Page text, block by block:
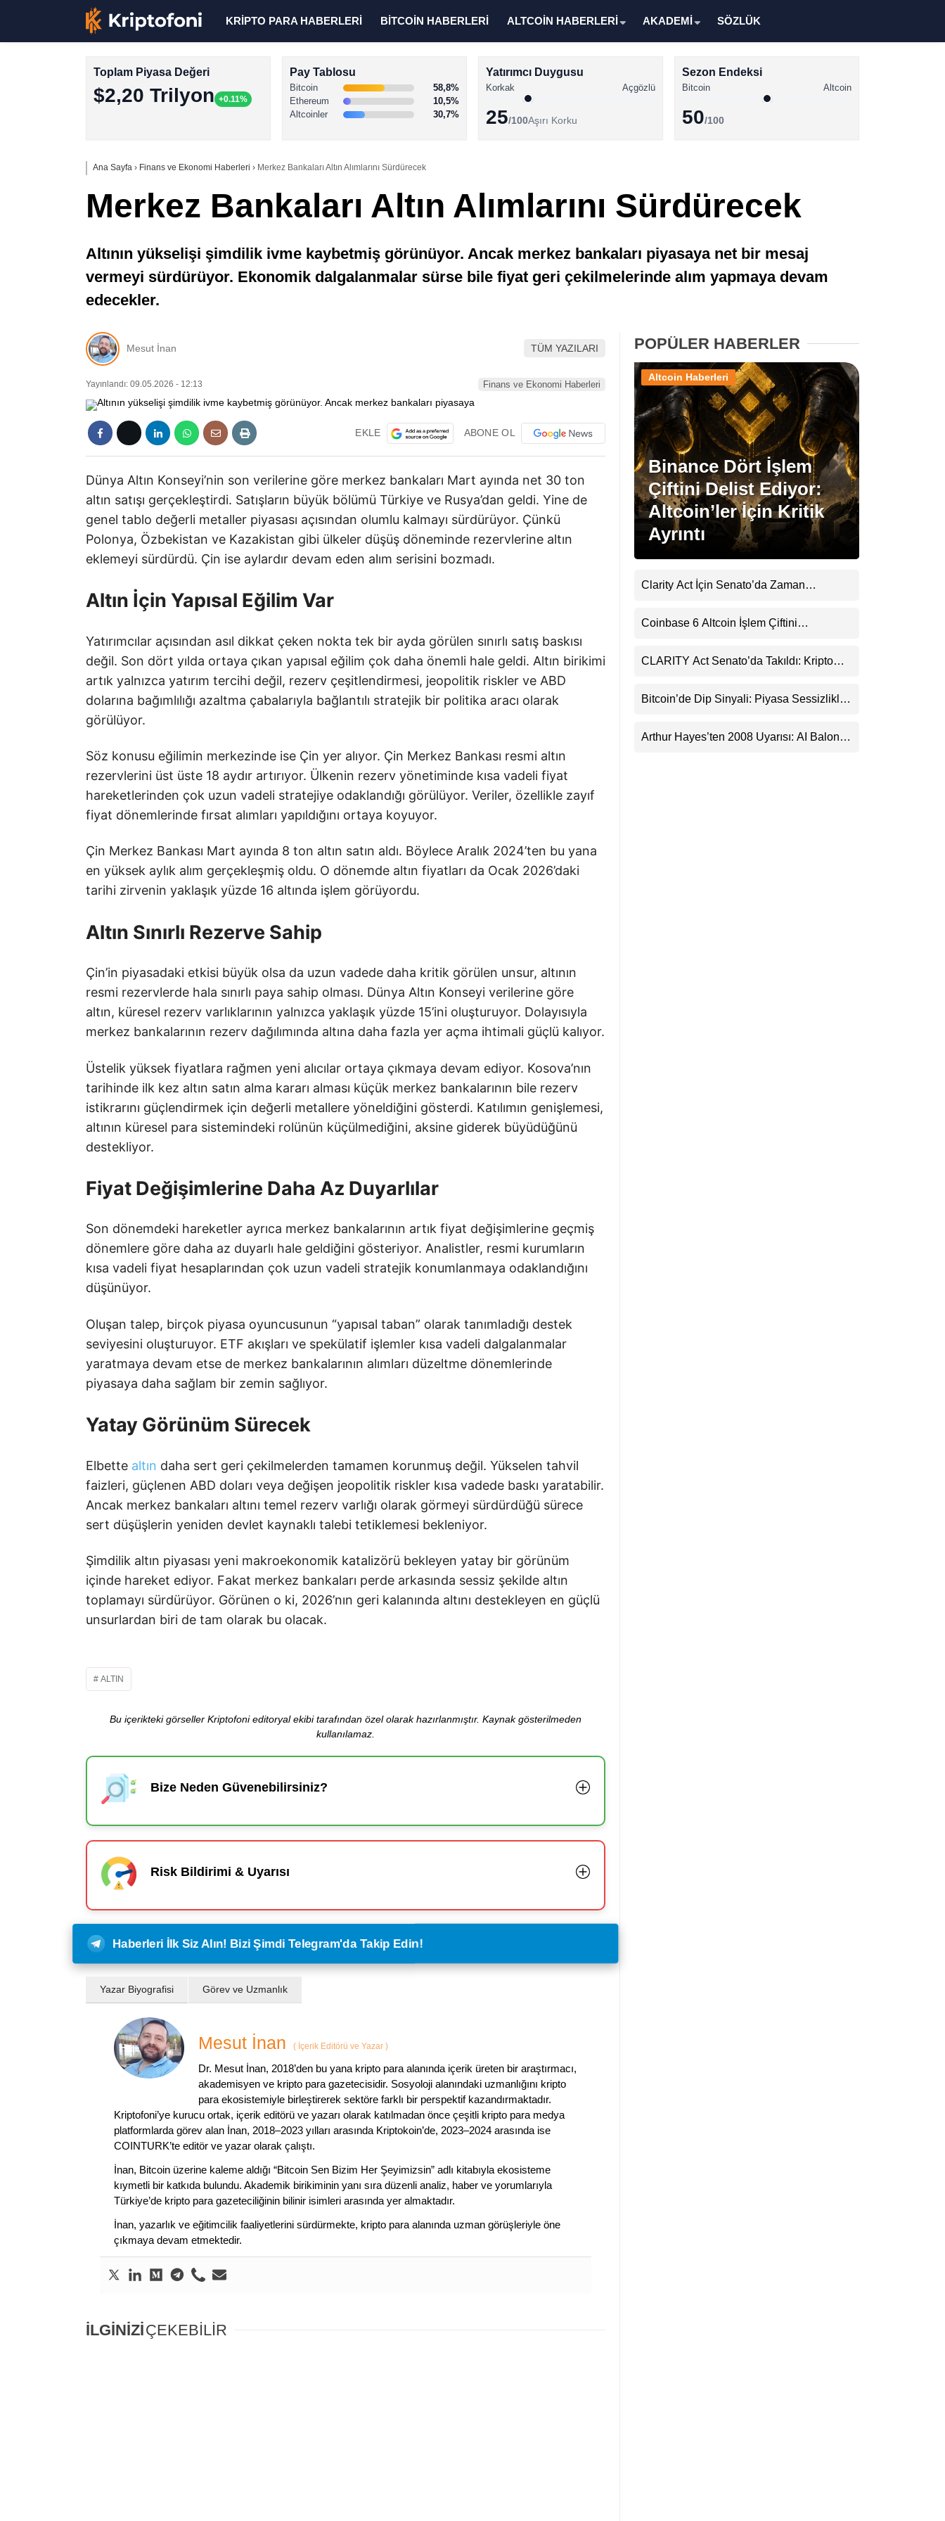
Altcoin Haberleri
Solana Haberleri
XRP Haberleri
Stablecoin Haberleri
Facebook
Instagram
Youtube
KRİPTO PARA HABERLERİ BİTCOİN HABERLERİ ALTCOİN HABERLERİ AKADEMİ SÖZLÜK
Toplam Piyasa Değeri
$2,20 Trilyon +0.11%
Pay Tablosu
Bitcoin
58,8%
Ethereum
10,5%
Altcoinler
30,7%
Yatırımcı Duygusu
Korkak Açgözlü
25/100Aşırı Korku
Sezon Endeksi
Bitcoin Altcoin
50/100
Ana Sayfa › Finans ve Ekonomi Haberleri › Merkez Bankaları Altın Alımlarını Sürdürecek
Merkez Bankaları Altın Alımlarını Sürdürecek
Altının yükselişi şimdilik ivme kaybetmiş görünüyor. Ancak merkez bankaları piyasaya net bir mesaj
vermeyi sürdürüyor. Ekonomik dalgalanmalar sürse bile fiyat geri çekilmelerinde alım yapmaya devam
edecekler.
Mesut İnan TÜM YAZILARI
Yayınlandı: 09.05.2026 - 12:13 Finans ve Ekonomi Haberleri
EKLE ABONE OL
Dünya Altın Konseyi’nin son verilerine göre merkez bankaları Mart ayında net 30 ton
altın satışı gerçekleştirdi. Satışların büyük bölümü Türkiye ve Rusya’dan geldi. Yine de
genel tablo değerli metaller piyasası açısından olumlu kalmayı sürdürüyor. Çünkü
Polonya, Özbekistan ve Kazakistan gibi ülkeler düşüş döneminde rezervlerine altın
eklemeyi sürdürdü. Çin ise aylardır devam eden alım serisini bozmadı.
Altın İçin Yapısal Eğilim Var
Yatırımcılar açısından asıl dikkat çeken nokta tek bir ayda görülen sınırlı satış baskısı
değil. Son dört yılda ortaya çıkan yapısal eğilim çok daha önemli hale geldi. Altın birikimi
artık yalnızca yatırım tercihi değil, rezerv çeşitlendirmesi, jeopolitik riskler ve ABD
dolarına bağımlılığı azaltma çabalarıyla bağlantılı stratejik bir politika aracı olarak
görülüyor.
Söz konusu eğilimin merkezinde ise Çin yer alıyor. Çin Merkez Bankası resmi altın
rezervlerini üst üste 18 aydır artırıyor. Ülkenin rezerv yönetiminde kısa vadeli fiyat
hareketlerinden çok uzun vadeli stratejiye odaklandığı görülüyor. Veriler, özellikle zayıf
fiyat dönemlerinde fırsat alımları yapıldığını ortaya koyuyor.
Çin Merkez Bankası Mart ayında 8 ton altın satın aldı. Böylece Aralık 2024’ten bu yana
en yüksek aylık alım gerçekleşmiş oldu. O dönemde altın fiyatları da Ocak 2026’daki
tarihi zirvenin yaklaşık yüzde 16 altında işlem görüyordu.
Altın Sınırlı Rezerve Sahip
Çin’in piyasadaki etkisi büyük olsa da uzun vadede daha kritik görülen unsur, altının
resmi rezervlerde hala sınırlı paya sahip olması. Dünya Altın Konseyi verilerine göre
altın, küresel rezerv varlıklarının yalnızca yaklaşık yüzde 15’ini oluşturuyor. Dolayısıyla
merkez bankalarının rezerv dağılımında altına daha fazla yer açma ihtimali güçlü kalıyor.
Üstelik yüksek fiyatlara rağmen yeni alıcılar ortaya çıkmaya devam ediyor. Kosova’nın
tarihinde ilk kez altın satın alma kararı alması küçük merkez bankalarının bile rezerv
istikrarını güçlendirmek için değerli metallere yöneldiğini gösterdi. Katılımın genişlemesi,
altının küresel para sistemindeki rolünün küçülmediğini, aksine giderek büyüdüğünü
destekliyor.
Fiyat Değişimlerine Daha Az Duyarlılar
Son dönemdeki hareketler ayrıca merkez bankalarının artık fiyat değişimlerine geçmiş
dönemlere göre daha az duyarlı hale geldiğini gösteriyor. Analistler, resmi kurumların
kısa vadeli fiyat hesaplarından çok uzun vadeli stratejik konumlanmaya odaklandığını
düşünüyor.
Oluşan talep, birçok piyasa oyuncusunun “yapısal taban” olarak tanımladığı destek
seviyesini oluşturuyor. ETF akışları ve spekülatif işlemler kısa vadeli dalgalanmalar
yaratmaya devam etse de merkez bankalarının alımları düzeltme dönemlerinde
piyasaya daha sağlam bir zemin sağlıyor.
Yatay Görünüm Sürecek
Elbette altın daha sert geri çekilmelerden tamamen korunmuş değil. Yükselen tahvil
faizleri, güçlenen ABD doları veya değişen jeopolitik riskler kısa vadede baskı yaratabilir.
Ancak merkez bankaları altını temel rezerv varlığı olarak görmeyi sürdürdüğü sürece
sert düşüşlerin yeniden devlet kaynaklı talebi tetiklemesi bekleniyor.
Şimdilik altın piyasası yeni makroekonomik katalizörü bekleyen yatay bir görünüm
içinde hareket ediyor. Fakat merkez bankaları perde arkasında sessiz şekilde altın
toplamayı sürdürüyor. Görünen o ki, 2026’nın geri kalanında altını destekleyen en güçlü
unsurlardan biri de tam olarak bu olacak.
ALTIN
Bu içerikteki görseller Kriptofoni editoryal ekibi tarafından özel olarak hazırlanmıştır. Kaynak gösterilmeden
kullanılamaz.
Bize Neden Güvenebilirsiniz?
Risk Bildirimi & Uyarısı
Haberleri İlk Siz Alın! Bizi Şimdi Telegram'da Takip Edin!
Yazar Biyografisi Görev ve Uzmanlık
Mesut İnan ( İçerik Editörü ve Yazar )
Dr. Mesut İnan, 2018’den bu yana kripto para alanında içerik üreten bir araştırmacı,
akademisyen ve kripto para gazetecisidir. Sosyoloji alanındaki uzmanlığını kripto
para ekosistemiyle birleştirerek sektöre farklı bir perspektif kazandırmaktadır.
Kriptofoni’ye kurucu ortak, içerik editörü ve yazarı olarak katılmadan önce çeşitli kripto para medya
platformlarda görev alan İnan, 2018–2023 yılları arasında Kriptokoin’de, 2023–2024 arasında ise
COINTURK’te editör ve yazar olarak çalıştı.
İnan, Bitcoin üzerine kaleme aldığı “Bitcoin Sen Bizim Her Şeyimizsin” adlı kitabıyla ekosisteme
kıymetli bir katkıda bulundu. Akademik birikiminin yanı sıra düzenli analiz, haber ve yorumlarıyla
Türkiye’de kripto para gazeteciliğinin bilinir isimleri arasında yer almaktadır.
İnan, yazarlık ve eğitimcilik faaliyetlerini sürdürmekte, kripto para alanında uzman görüşleriyle öne
çıkmaya devam etmektedir.
İLGİNİZİÇEKEBİLİR
POPÜLER HABERLER
Binance Dört İşlem
Çiftini Delist Ediyor:
Altcoin’ler İçin Kritik
Ayrıntı
Altcoin Haberleri
Clarity Act İçin Senato’da Zaman
Coinbase 6 Altcoin İşlem Çiftini
CLARITY Act Senato’da Takıldı: Kripto
Bitcoin’de Dip Sinyali: Piyasa Sessizlikle
Arthur Hayes’ten 2008 Uyarısı: AI Balonu